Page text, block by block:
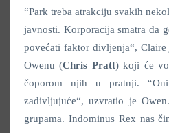
“Park treba atrakciju svakih
javnosti. Korporacija smatra da
povećati faktor divljenja“, Claire
Owenu (Chris Pratt) koji će
čoporom njih u pratnji.
zadivljujuće“, uzvratio je
grupama. Indominus Rex nas